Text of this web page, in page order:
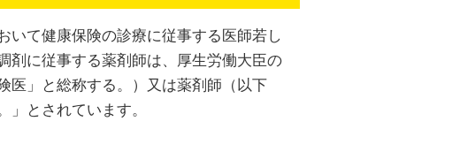
いて健康保険の診療に従事する医師若し
剤に従事する薬剤師は、厚生労働大臣の
医」と総称する。）又は薬剤師（以下
とされています。